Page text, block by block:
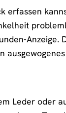
erfassen
Anzeige.
Leder oder